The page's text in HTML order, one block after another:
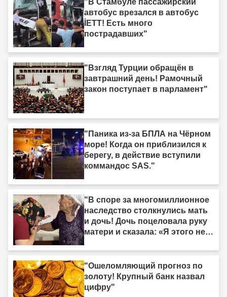
"В Стамбуле пассажирский
автобус врезался в автобус
İETT! Есть много
пострадавших"
"Взгляд Турции обращён в
завтрашний день! Рамочный
закон поступает в парламент"
"Паника из-за БПЛА на Чёрном
море! Когда он приблизился к
берегу, в действие вступили
коммандос SAS."
"В споре за многомиллионное
наследство столкнулись мать
и дочь! Дочь поцеловала руку
матери и сказала: «Я этого не
"Ошеломляющий прогноз по
золоту! Крупный банк назвал
цифру"